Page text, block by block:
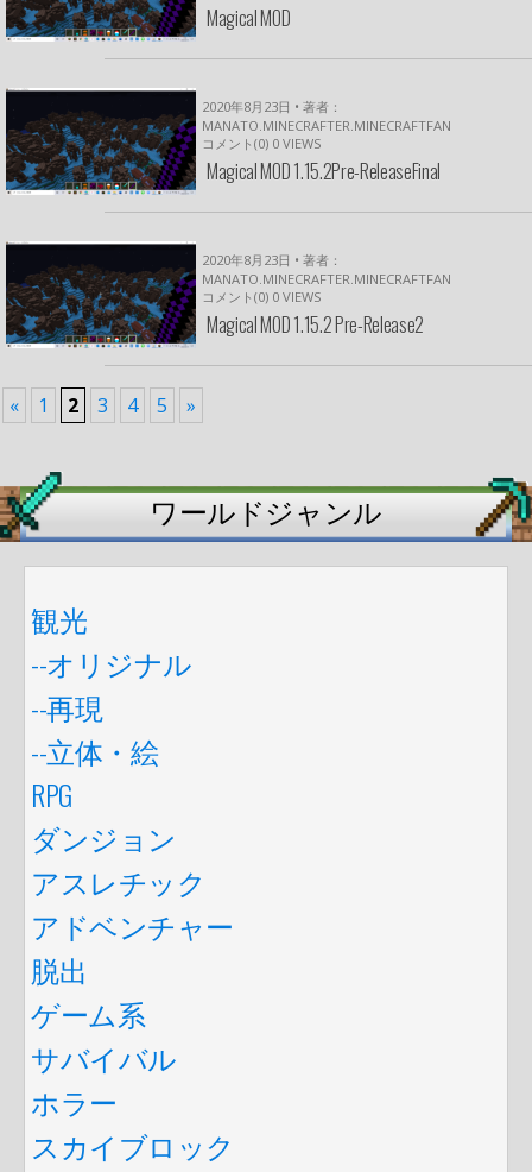
Magical MOD
2020年8月23日 • 著者：
MANATO.MINECRAFTER.MINECRAFTFAN
コメント(0) 0 VIEWS
Magical MOD 1.15.2Pre-ReleaseFinal
2020年8月23日 • 著者：
MANATO.MINECRAFTER.MINECRAFTFAN
コメント(0) 0 VIEWS
Magical MOD 1.15.2 Pre-Release2
« 1 2 3 4 5 »
ワールドジャンル
観光
--オリジナル
--再現
--立体・絵
RPG
ダンジョン
アスレチック
アドベンチャー
脱出
ゲーム系
サバイバル
ホラー
スカイブロック